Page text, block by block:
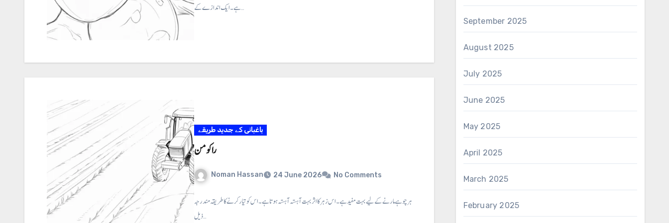
ہے۔ ایک اندازے کے…
باغبانی کے جدید طریقے
را کومن
Noman Hassan 24 June 2026 No Comments
را کومن ⇐ یہ زہر چو ہے مارنے کے لیے بہت مفید ہے۔ اس زہر کا اثر بہت آہستہ آہستہ ہوتا ہے۔ اس کو تیار کرنے کا طریقہ مندرجہ
ذیل…
September 2025
August 2025
July 2025
June 2025
May 2025
April 2025
March 2025
February 2025